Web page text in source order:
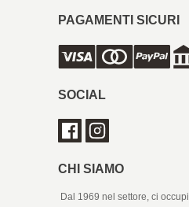
PAGAMENTI SICURI
SOCIAL
CHI SIAMO
Dal 1969 nel settore, ci